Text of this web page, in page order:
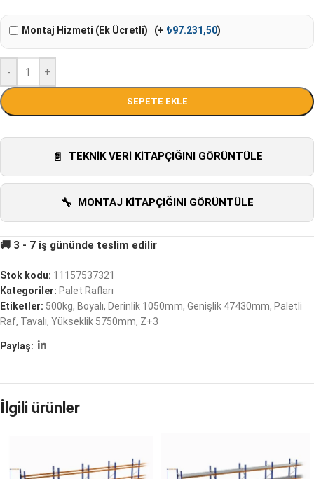
Montaj Hizmeti (Ek Ücretli) (+ ₺97.231,50)
- +
SEPETE EKLE
TEKNIK VERI KITAPÇIĞINI GÖRÜNTÜLE
MONTAJ KITAPÇIĞINI GÖRÜNTÜLE
Stok kodu: 11157537321
Kategoriler: Palet Rafları
Etiketler: 500kg, Boyalı, Derinlik 1050mm, Genişlik 47430mm, Paletli
Raf, Tavalı, Yükseklik 5750mm, Z+3
Paylaş:
İlgili ürünler